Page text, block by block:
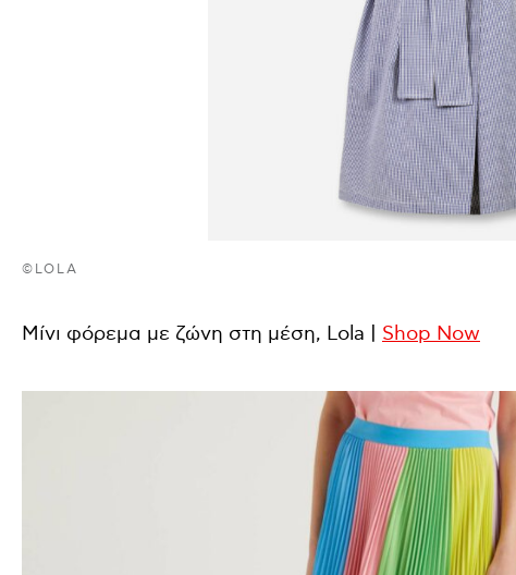
©LOLA
Μίνι φόρεμα με ζώνη στη μέση, Lola | Shop Now